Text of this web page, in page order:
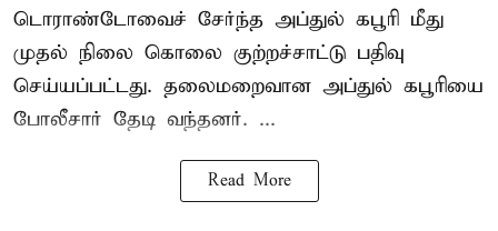
டொராண்டோவைச் சேர்ந்த அப்துல் கபூரி மீது
முதல் நிலை கொலை குற்றச்சாட்டு பதிவு
செய்யப்பட்டது. தலைமறைவான அப்துல் கபூரியை
போலீசார் தேடி வந்தனர். ...
Read More